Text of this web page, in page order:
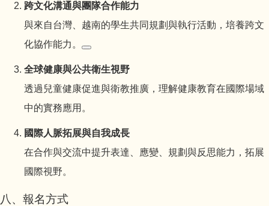
跨文化溝通與團隊合作能力
與來自台灣、越南的學生共同規劃與執行活動，培養跨文
化協作能力。
全球健康與公共衛生視野
透過兒童健康促進與衛教推廣，理解健康教育在國際場域
中的實務應用。
國際人脈拓展與自我成長
在合作與交流中提升表達、應變、規劃與反思能力，拓展
國際視野。
八、報名方式